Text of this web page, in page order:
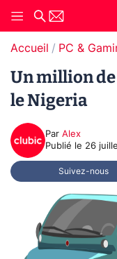
Accueil PC &
Un million de
le Nigeria
Par Alex
Publié le 26
Suivez-nous